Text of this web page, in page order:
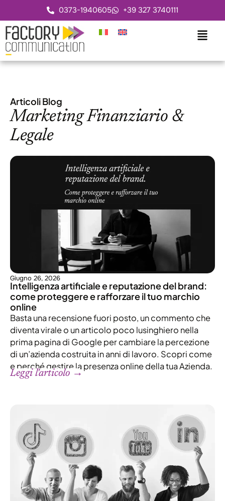
0373-1940605 +39 327 3740111
Articoli Blog
Marketing Finanziario &
Legale
Giugno 26, 2026
Intelligenza artificiale e reputazione del brand:
come proteggere e rafforzare il tuo marchio
online
Basta una recensione fuori posto, un commento che
diventa virale o un articolo poco lusinghiero nella
prima pagina di Google per cambiare la percezione
di un’azienda costruita in anni di lavoro. Scopri come
e perché gestire la presenza online della tua Azienda.
Leggi l'articolo →